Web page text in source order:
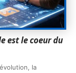
est le coeur du
la